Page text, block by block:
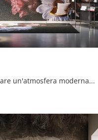
Vuoi valorizzare un'atmosfera moderna? Scopri la Carta da parati vinilica di Instabilelab: il modello Immense ti sta aspettando!